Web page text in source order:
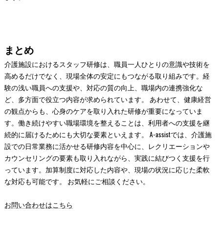
まとめ
介護施設におけるスタッフ研修は、職員一人ひとりの意識や技術を
高めるだけでなく、現場全体の安定にもつながる取り組みです。経
験の浅い職員への支援や、対応の質の向上、職場内の連携強化な
ど、多方面で役立つ内容が求められています。 あわせて、健康経営
の観点からも、心身のケアを取り入れた研修が重要になっていま
す。働き続けやすい職場環境を整えることは、利用者への支援を継
続的に届けるためにも大切な要素といえます。 A-assistでは、介護施
設での日常業務に活かせる研修内容を中心に、レクリエーションや
カウンセリングの要素も取り入れながら、実践に結びつく支援を行
っています。加算制度に対応した内容や、現場の状況に応じた柔軟
な対応も可能です。 お気軽にご相談ください。
お問い合わせはこちら